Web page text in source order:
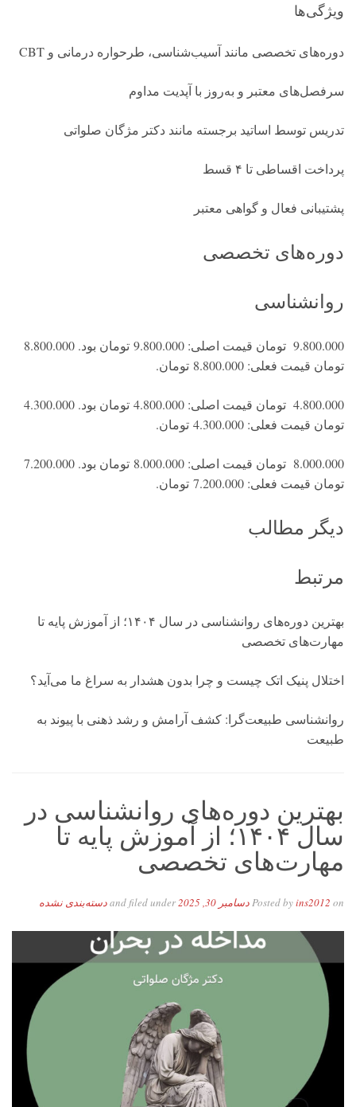
ویژگی‌ها
دوره‌های تخصصی مانند آسیب‌شناسی، طرحواره درمانی و CBT
سرفصل‌های معتبر و به‌روز با آپدیت مداوم
تدریس توسط اساتید برجسته مانند دکتر مژگان صلواتی
پرداخت اقساطی تا ۴ قسط
پشتیبانی فعال و گواهی معتبر
دوره‌های تخصصی
روانشناسی
تومان قیمت فعلی: 8.800.000 تومان.
تومان قیمت فعلی: 4.300.000 تومان.
تومان قیمت فعلی: 7.200.000 تومان.
دیگر مطالب
مرتبط
بهترین دوره‌های روانشناسی در سال ۱۴۰۴؛ از آموزش پایه تا
مهارت‌های تخصصی
اختلال پنیک اتک چیست و چرا بدون هشدار به سراغ ما می‌آید؟
روانشناسی طبیعت‌گرا: کشف آرامش و رشد ذهنی با پیوند به
طبیعت
بهترین دوره‌های روانشناسی در
سال ۱۴۰۴؛ از آموزش پایه تا
مهارت‌های تخصصی
Posted byins2012 on دسامبر 30, 2025 and filed underدسته‌بندی نشده